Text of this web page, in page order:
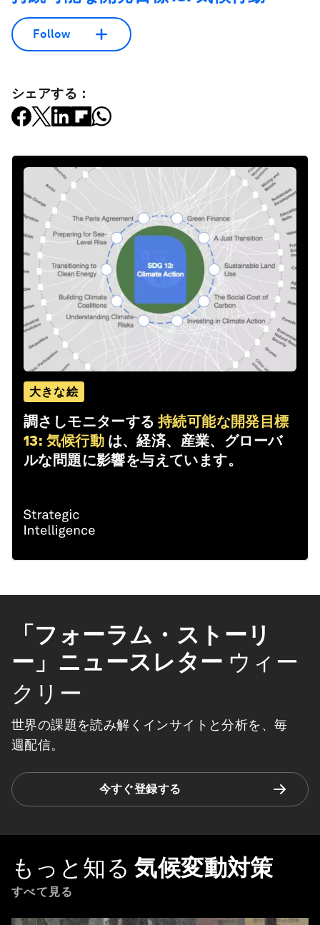
Follow
シェアする：
大きな絵
調さしモニターする 持続可能な開発目標
13: 気候行動 は、経済、産業、グローバ
ルな問題に影響を与えています。
「フォーラム・ストーリ
ー」ニュースレター ウィー
クリー
世界の課題を読み解くインサイトと分析を、毎
週配信。
今すぐ登録する
もっと知る 気候変動対策
すべて見る